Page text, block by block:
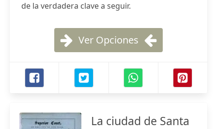
de la verdadera clave a seguir.
Ver Opciones
La ciudad de Santa